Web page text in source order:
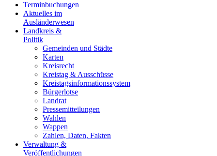
Terminbuchungen
Aktuelles im
Ausländerwesen
Landkreis &
Politik
Gemeinden und Städte
Karten
Kreisrecht
Kreistag & Ausschüsse
Kreistagsinformationssystem
Bürgerlotse
Landrat
Pressemitteilungen
Wahlen
Wappen
Zahlen, Daten, Fakten
Verwaltung &
Veröffentlichungen